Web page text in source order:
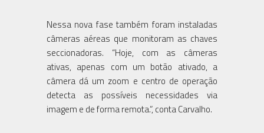
Nessa nova fase também foram instaladas
câmeras aéreas que monitoram as chaves
seccionadoras. “Hoje, com as câmeras
ativas, apenas com um botão ativado, a
câmera dá um zoom e centro de operação
detecta as possíveis necessidades via
imagem e de forma remota.”, conta Carvalho.